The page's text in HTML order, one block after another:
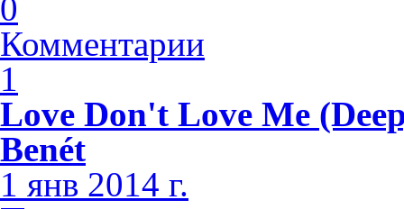
0
Комментарии
1
Love Don't Love Me
Benét
1 янв 2014 г.